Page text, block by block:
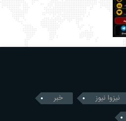
نیزوا نیوز
خبر